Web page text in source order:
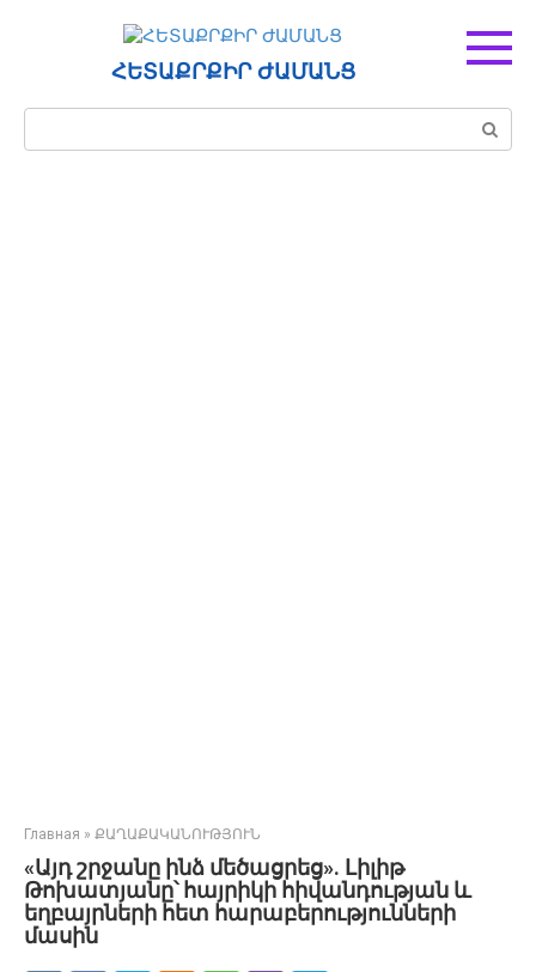
ՀԵՏԱՔՐՔԻՐ ԺԱՄԱՆՑ
Поиск:
Главная » ՔԱՂԱՔԱԿԱՆՈՒԹՅՈՒՆ
«Այդ շրջանը ինձ մեծացրեց». Լիլիթ
Թոխատյանը՝ հայրիկի հիվանդության և
եղբայրների հետ հարաբերությունների
մասին